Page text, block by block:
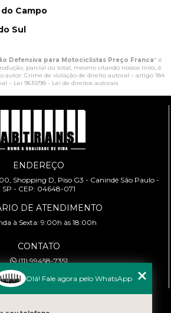
do Campo
Sul
Defensiva para Motociclistas Preço Franca" é
parcial ou total, mesmo citando nossos links, é
autor. Crime de violação de direito autoral – artigo 184
– Lei 9610/98 - Lei de direitos autorais
ENDEREÇO
Shopping D, Piso G3 - Canindé São Paulo -
SP - CEP: 04648-071
DE ATENDIMENTO
à Sexta: 9:00h às 18:00h
CONTATO
(11) 99458-7351
Olá! Fale agora pelo WhatsApp